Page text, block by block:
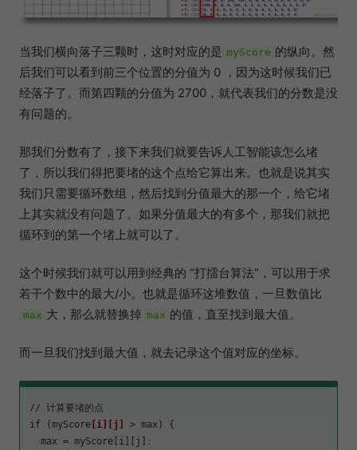
当我们横向落子三颗时，这时对应的是 myScore 的纵向。然
后我们可以看到前三个位置的分值为 0 ，因为这时候我们已
经落子了。而第四颗的分值为 2700，就代表我们的分数是没
有问题的。
那我们分数有了，接下来我们就要告诉人工智能该怎么堵
了，所以我们得把要堵的这个点给它算出来。也就是说其实
我们只需要循环数组，然后找到分值最大的那一个，给它堵
上其实就没有问题了。如果分值最大的有多个，那我们就把
循环到的第一个堵上就可以了。
这个时候我们就可以用到经典的 “打擂台算法”，可以用于求
若干个数中的最大/小。也就是循环这堆数值，一旦数值比
max 大，那么就替换掉 max 的值，直至找到最大值。
而一旦我们找到最大值，就去记录这个值对应的坐标。
// 计算要堵的点
if (myScore [i] [j]
> max) {
max = myScore[i][j] ;